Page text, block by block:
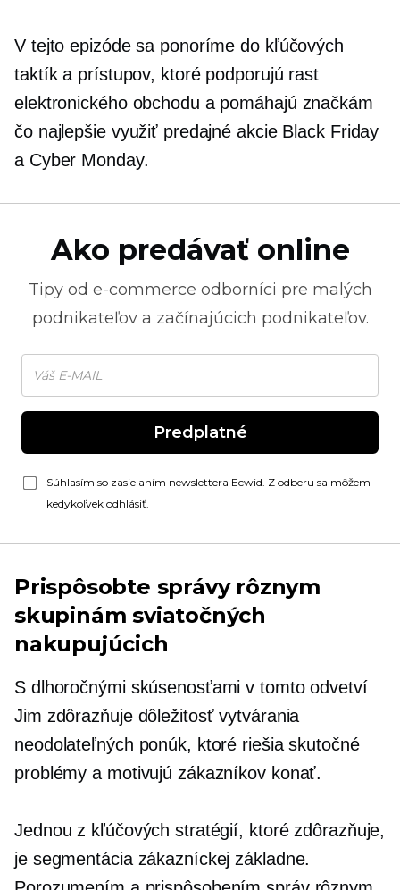
V tejto epizóde sa ponoríme do kľúčových
taktík a prístupov, ktoré podporujú rast
elektronického obchodu a pomáhajú značkám
čo najlepšie využiť predajné akcie Black Friday
a Cyber ​​Monday.
Ako predávať online
Tipy od e-commerce odborníci pre malých
podnikateľov a začínajúcich podnikateľov.
Predplatné
Súhlasím so zasielaním newslettera Ecwid. Z odberu sa môžem
kedykoľvek odhlásiť.
Prispôsobte správy rôznym
skupinám sviatočných
nakupujúcich
S dlhoročnými skúsenosťami v tomto odvetví
Jim zdôrazňuje dôležitosť vytvárania
neodolateľných ponúk, ktoré riešia skutočné
problémy a motivujú zákazníkov konať.
Jednou z kľúčových stratégií, ktoré zdôrazňuje,
je segmentácia zákazníckej základne.